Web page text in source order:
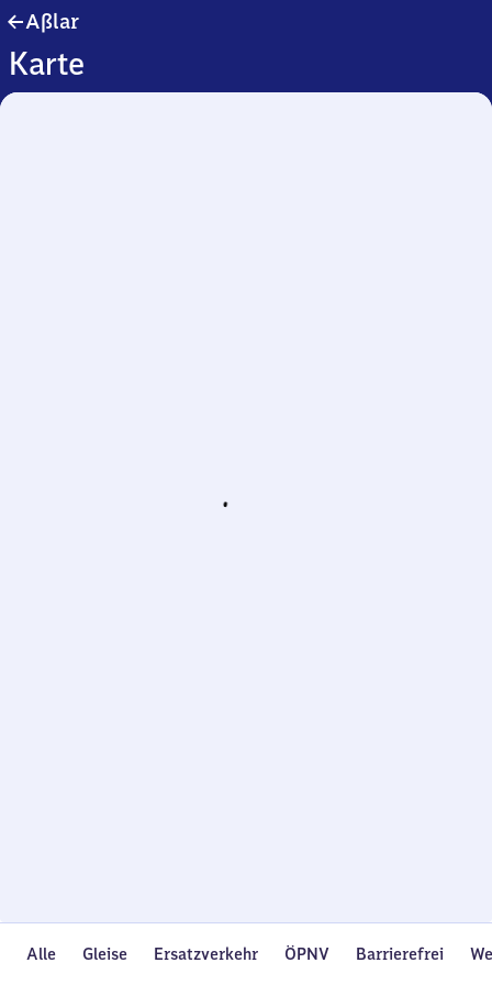
Aßlar
Karte
Alle Gleise Ersatzverkehr ÖPNV Barrierefrei